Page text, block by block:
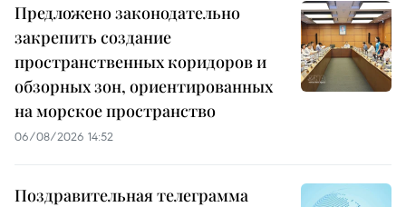
Предложено законодательно
закрепить создание
пространственных коридоров и
обзорных зон, ориентированных
на морское пространство
06/08/2026 14:52
Поздравительная телеграмма